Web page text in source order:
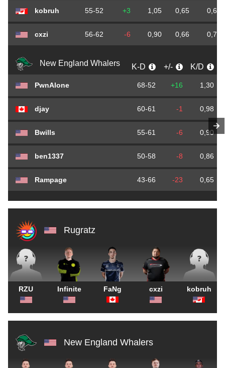
kobruh 55-52 +3 1,05 0,65 0,61
cxzi 56-62 -6 0,90 0,66 0,73
New England Whalers K-D +/- K/D
PwnAlone 68-52 +16 1,30
djay 60-61 -1 0,98
Bwills 55-61 -6 0,90
ben1337 50-58 -8 0,86
Rampage 43-66 -23 0,65
Rugratz
RZU Infinite FaNg cxzi kobruh
New England Whalers